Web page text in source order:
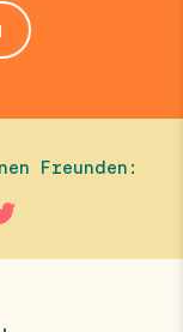
Freunden: